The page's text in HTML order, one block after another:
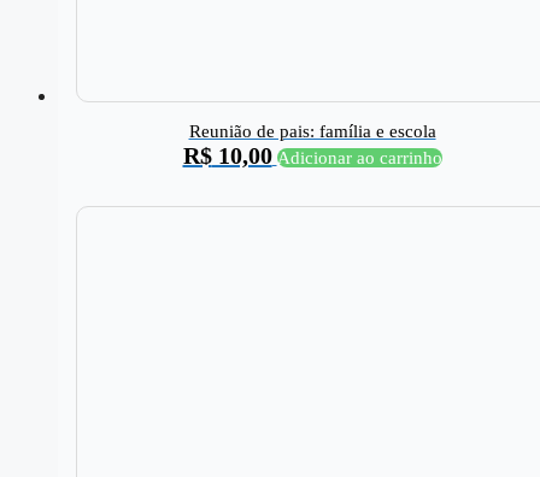
Reunião de pais: família e escola
R$10,00 Adicionar ao carrinho